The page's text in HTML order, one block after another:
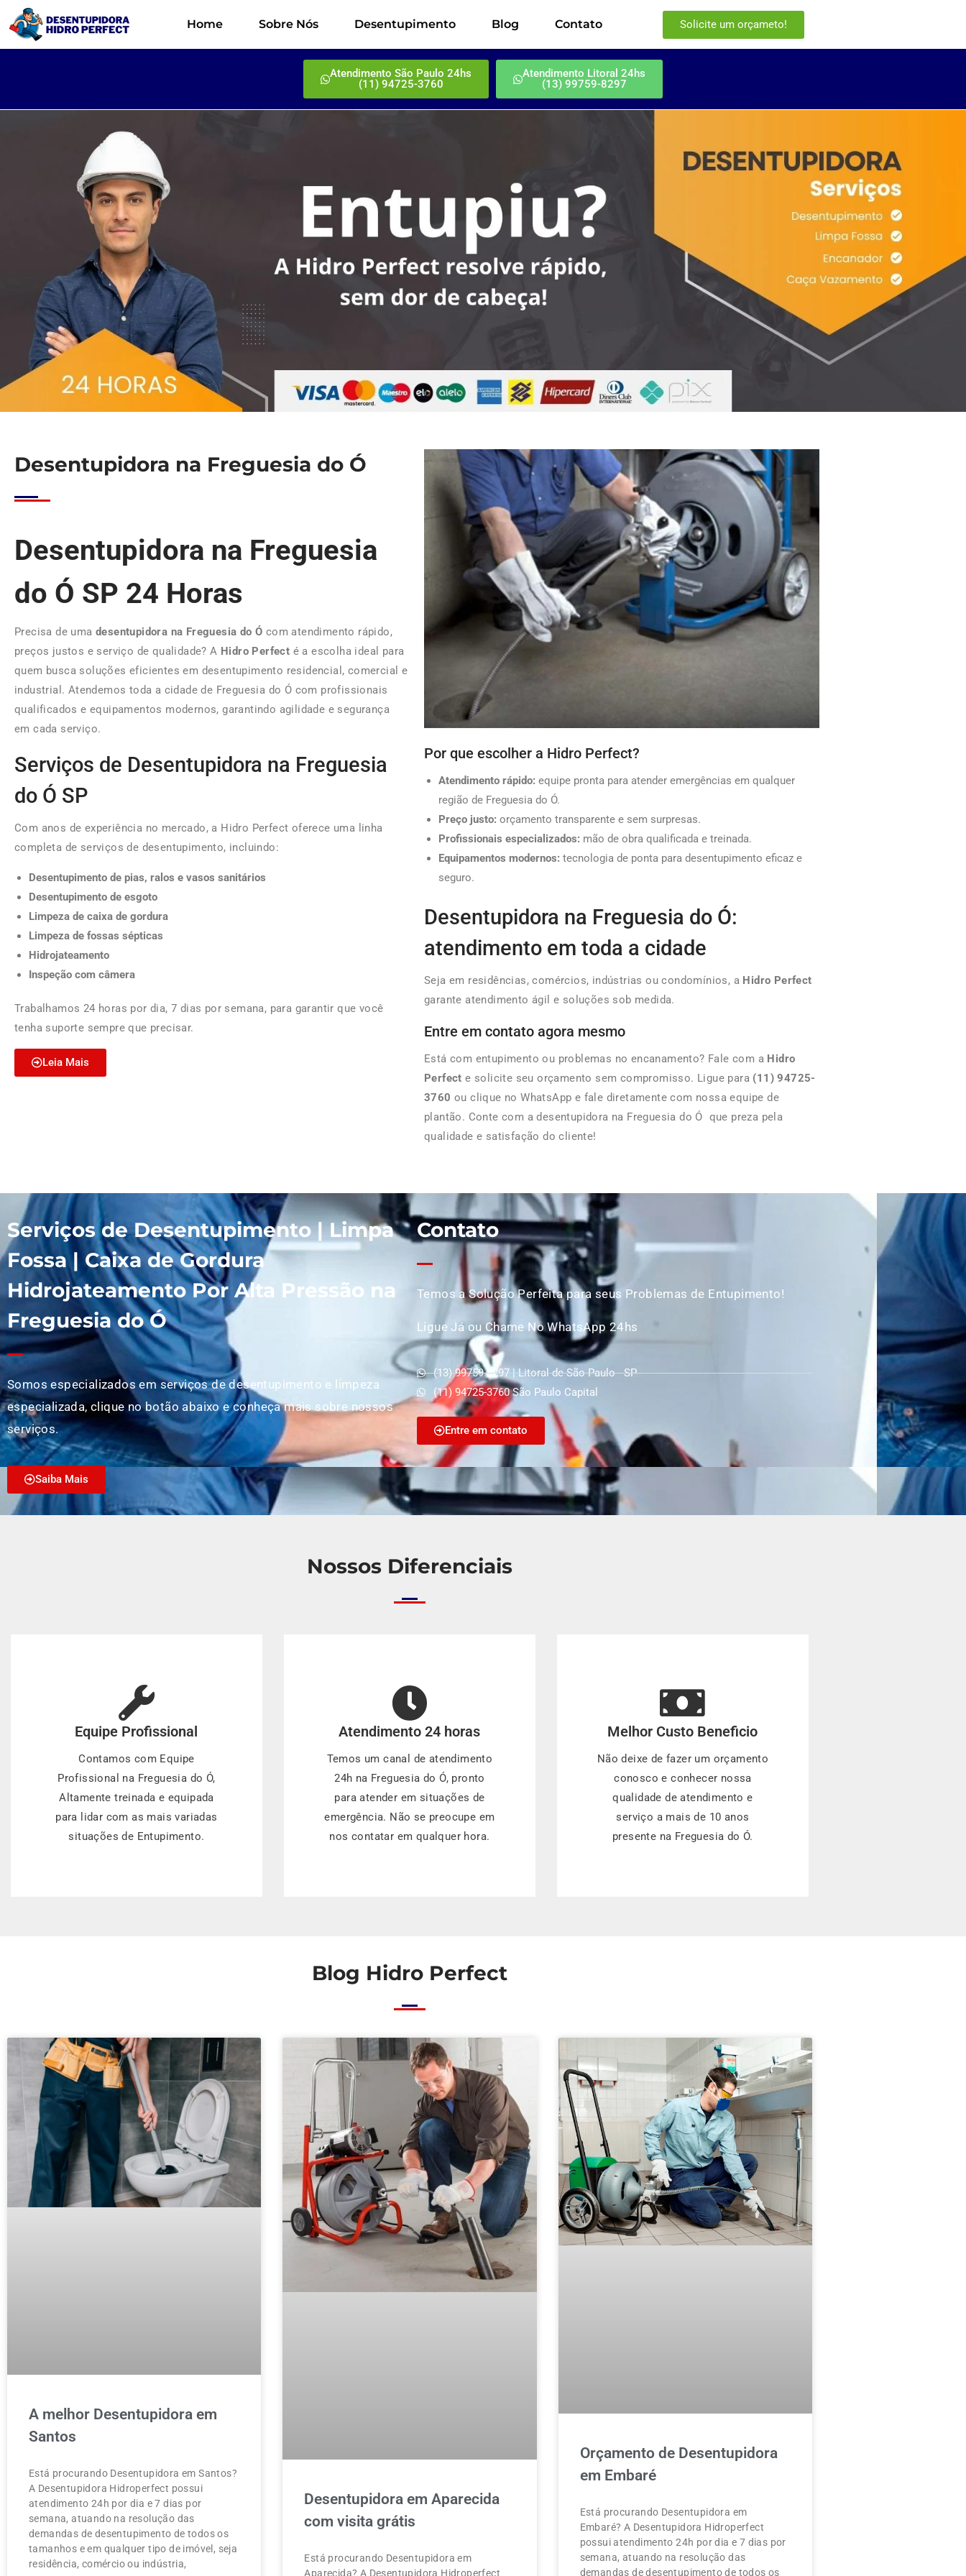
Home Sobre Nós Desentupimento Blog Contato Solicite um orçameto!
Atendimento São Paulo 24hs
(11) 94725-3760
Atendimento Litoral 24hs
(13) 99759-8297
Desentupidora na Freguesia do Ó
Desentupidora na Freguesia
do Ó SP 24 Horas
Precisa de uma desentupidora na Freguesia do Ó com atendimento rápido,
preços justos e serviço de qualidade? A Hidro Perfect é a escolha ideal para
quem busca soluções eficientes em desentupimento residencial, comercial e
industrial. Atendemos toda a cidade de Freguesia do Ó com profissionais
qualificados e equipamentos modernos, garantindo agilidade e segurança
em cada serviço.
Serviços de Desentupidora na Freguesia
do Ó SP
Com anos de experiência no mercado, a Hidro Perfect oferece uma linha
completa de serviços de desentupimento, incluindo:
Desentupimento de pias, ralos e vasos sanitários
Desentupimento de esgoto
Limpeza de caixa de gordura
Limpeza de fossas sépticas
Hidrojateamento
Inspeção com câmera
Trabalhamos 24 horas por dia, 7 dias por semana, para garantir que você
tenha suporte sempre que precisar.
Leia Mais
Por que escolher a Hidro Perfect?
Atendimento rápido: equipe pronta para atender emergências em qualquer
região de Freguesia do Ó.
Preço justo: orçamento transparente e sem surpresas.
Profissionais especializados: mão de obra qualificada e treinada.
Equipamentos modernos: tecnologia de ponta para desentupimento eficaz e
seguro.
Desentupidora na Freguesia do Ó:
atendimento em toda a cidade
Seja em residências, comércios, indústrias ou condomínios, a Hidro Perfect
garante atendimento ágil e soluções sob medida.
Entre em contato agora mesmo
Está com entupimento ou problemas no encanamento? Fale com a Hidro
Perfect e solicite seu orçamento sem compromisso. Ligue para (11) 94725-
3760 ou clique no WhatsApp e fale diretamente com nossa equipe de
plantão. Conte com a desentupidora na Freguesia do Ó que preza pela
qualidade e satisfação do cliente!
Serviços de Desentupimento | Limpa
Fossa | Caixa de Gordura
Hidrojateamento Por Alta Pressão na
Freguesia do Ó
Somos especializados em serviços de desentupimento e limpeza
especializada, clique no botão abaixo e conheça mais sobre nossos
serviços.
Saiba Mais
Contato
Temos a Solução Perfeita para seus Problemas de Entupimento!
Ligue Já ou Chame No WhatsApp 24hs
(13) 99759-8297 | Litoral de São Paulo - SP
(11) 94725-3760 São Paulo Capital
Entre em contato
Nossos Diferenciais
Equipe Profissional
Contamos com Equipe
Profissional na Freguesia do Ó,
Altamente treinada e equipada
para lidar com as mais variadas
situações de Entupimento.
Atendimento 24 horas
Temos um canal de atendimento
24h na Freguesia do Ó, pronto
para atender em situações de
emergência. Não se preocupe em
nos contatar em qualquer hora.
Melhor Custo Beneficio
Não deixe de fazer um orçamento
conosco e conhecer nossa
qualidade de atendimento e
serviço a mais de 10 anos
presente na Freguesia do Ó.
Blog Hidro Perfect
A melhor Desentupidora em
Santos
Está procurando Desentupidora em Santos?
A Desentupidora Hidroperfect possui
atendimento 24h por dia e 7 dias por
semana, atuando na resolução das
demandas de desentupimento de todos os
tamanhos e em qualquer tipo de imóvel, seja
residência, comércio ou indústria,
Desentupidora em Aparecida
com visita grátis
Está procurando Desentupidora em
Aparecida? A Desentupidora Hidroperfect
Orçamento de Desentupidora
em Embaré
Está procurando Desentupidora em
Embaré? A Desentupidora Hidroperfect
possui atendimento 24h por dia e 7 dias por
semana, atuando na resolução das
demandas de desentupimento de todos os